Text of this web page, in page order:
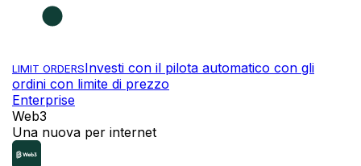
LIMIT ORDERSInvesti con il pilota automatico con gli
ordini con limite di prezzo
Enterprise
Web3
Una nuova per internet